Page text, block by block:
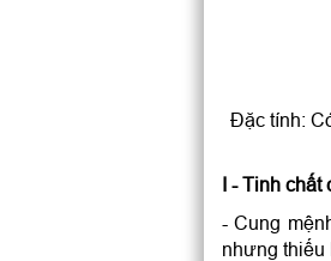
Đặc tính:
I - Tinh chất
- Cung
nhưng thiếu